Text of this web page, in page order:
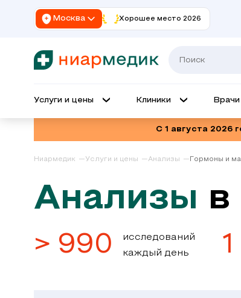
Москва Хорошее место 2026
Услуги и цены Клиники Врачи
С 1 августа 2026
Ниармедик Услуги и цены Анализы Гормоны и
Анализы в
> 990
исследований
каждый день